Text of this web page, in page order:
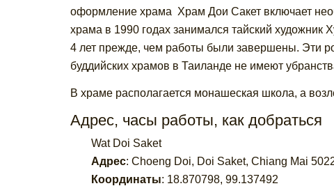
оформление храма Храм Дои Сакет включает
храма в 1990 годах занимался тайский
4 лет прежде, чем работы были завершены. Эти
буддийских храмов в Таиланде не имеют
В храме располагается монашеская школа, а
Адрес, часы работы, как добраться
Wat Doi Saket
Адрес: Choeng Doi, Doi Saket, Chiang Mai
Координаты: 18.870798, 99.137492